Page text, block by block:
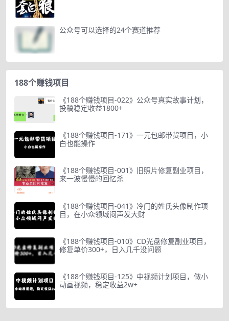
公众号可以选择的24个赛道推荐
188个赚钱项目
《188个赚钱项目-022》公众号真实故事计划，
投稿稳定收益1800+
《188个赚钱项目-171》一元包邮带货项目，小
白也能操作
《188个赚钱项目-001》旧照片修复副业项目，
来一波慢慢的回忆杀
《188个赚钱项目-041》冷门的姓氏头像制作项
目，在小众领域闷声发大财
《188个赚钱项目-010》CD光盘修复副业项目，
修复单价300+，日入几千没问题
《188个赚钱项目-125》中视频计划项目，做小
动画视频，稳定收益2w+